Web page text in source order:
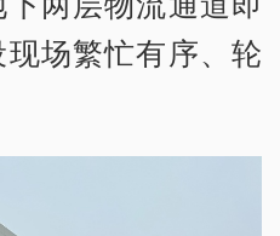
场繁忙有序、轮